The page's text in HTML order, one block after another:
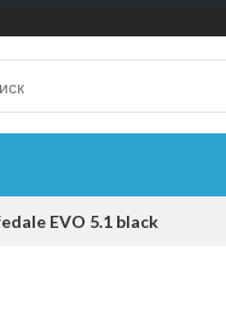
EVO 5.1 black